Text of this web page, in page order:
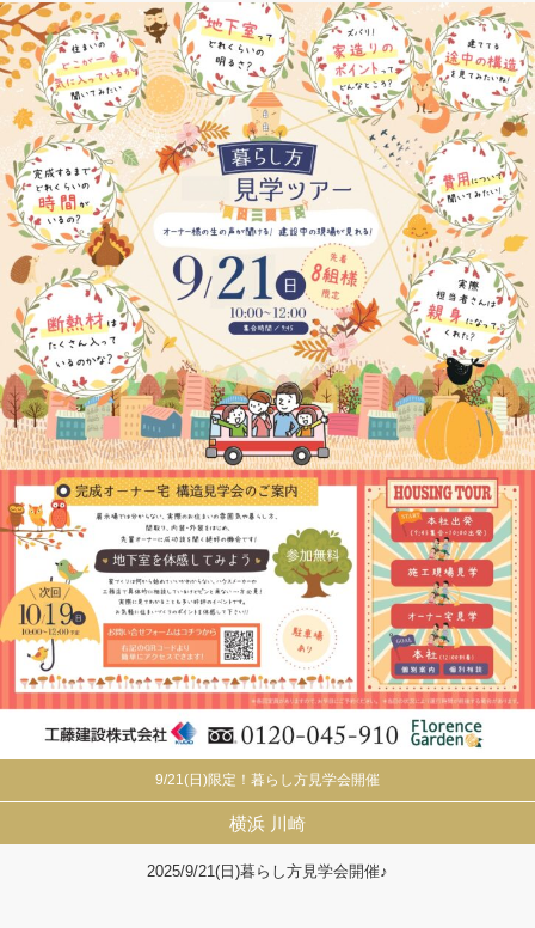
9/21(日)限定！暮らし方見学会開催
横浜 川崎
2025/9/21(日)暮らし方見学会開催♪